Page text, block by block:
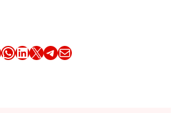
Share this article on WhatsApp Share this article on LinkedIn Share this article on X Share this article on TelegramEmail this Article